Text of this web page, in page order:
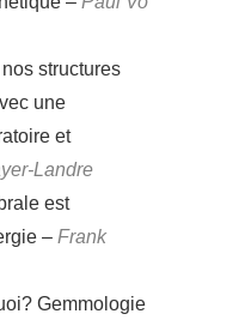
structures
une
et
Landre
est
– Frank
Gemmologie